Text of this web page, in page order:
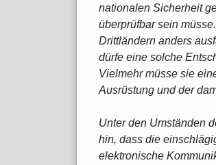
nationalen Sicherheit
überprüfbar sein
Drittländern anders
dürfe eine solche
Vielmehr müsse sie
Ausrüstung und der
Unter den Umständen
hin, dass die
elektronische